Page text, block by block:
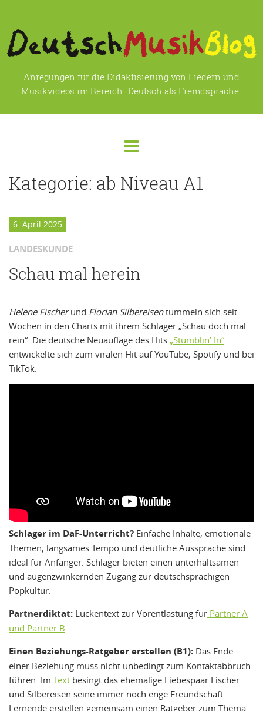
Anregungen für die Didaktisierung von Liedern und
Musikvideos im Bereich "Deutsch als Fremdsprache"
Kategorie: ab Niveau A1
6. April 2025
LANDESKUNDE
Schau mal herein
Helene Fischerund Florian Silbereisentummeln sich seit
Wochen in den Charts mit ihrem Schlager „Schau doch mal
rein“. Die deutsche Neuauflage des Hits „Stumblin’ In“
entwickelte sich zum viralen Hit auf YouTube, Spotify und bei
TikTok.
Schlager im DaF-Unterricht? Einfache Inhalte, emotionale
Themen, langsames Tempo und deutliche Aussprache sind
ideal für Anfänger. Schlager bieten einen unterhaltsamen
und augenzwinkernden Zugang zur deutschsprachigen
Popkultur.
Partnerdiktat: Lückentext zur Vorentlastung für Partner A
und Partner B
Einen Beziehungs-Ratgeber erstellen (B1): Das Ende
einer Beziehung muss nicht unbedingt zum Kontaktabbruch
führen. Im Text besingt das ehemalige Liebespaar Fischer
und Silbereisen seine immer noch enge Freundschaft.
Lernende erstellen gemeinsam einen Ratgeber zum Thema